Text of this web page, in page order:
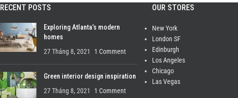
RECENT POSTS
Exploring Atlanta’s modern
homes
27 Tháng 8, 2021
1 Comment
Green interior design inspiration
27 Tháng 8, 2021
1 Comment
OUR STORES
New York
London SF
Edinburgh
Los Angeles
Chicago
Las Vegas